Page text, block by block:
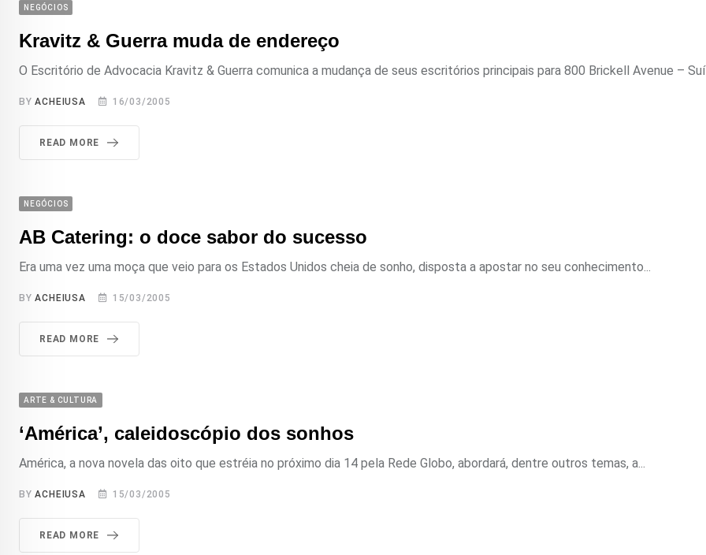
NEGÓCIOS
Kravitz & Guerra muda de endereço
O Escritório de Advocacia Kravitz & Guerra comunica a mudança de seus escritórios principais para 800 Brickell Avenue –
BYACHEIUSA 16/03/2005
READ MORE
NEGÓCIOS
AB Catering: o doce sabor do sucesso
Era uma vez uma moça que veio para os Estados Unidos cheia de sonho, disposta a apostar no seu conhecimento...
BYACHEIUSA 15/03/2005
READ MORE
ARTE & CULTURA
‘América’, caleidoscópio dos sonhos
América, a nova novela das oito que estréia no próximo dia 14 pela Rede Globo, abordará, dentre outros temas, a...
BYACHEIUSA 15/03/2005
READ MORE